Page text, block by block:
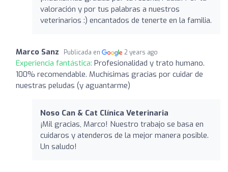
valoración y por tus palabras a nuestros
veterinarios :) encantados de tenerte en la familia.
Marco Sanz Publicada en 2 years ago
Experiencia fantástica: Profesionalidad y trato humano.
100% recomendable. Muchísimas gracias por cuidar de
nuestras peludas (y aguantarme)
Noso Can & Cat Clínica Veterinaria
¡Mil gracias, Marco! Nuestro trabajo se basa en
cuidaros y atenderos de la mejor manera posible.
Un saludo!